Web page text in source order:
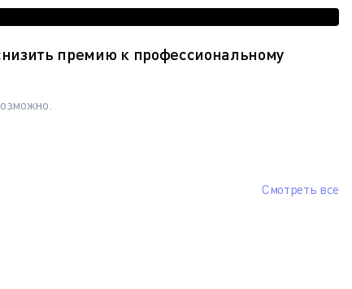
премию к профессиональному
Смотреть все